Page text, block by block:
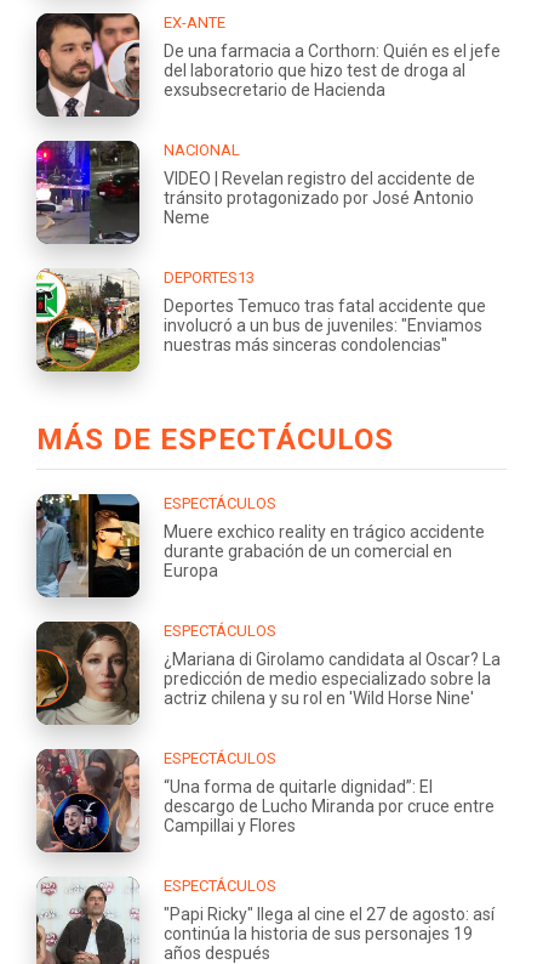
EX-ANTE
De una farmacia a Corthorn: Quién es el jefe
del laboratorio que hizo test de droga al
exsubsecretario de Hacienda
NACIONAL
VIDEO | Revelan registro del accidente de
tránsito protagonizado por José Antonio
Neme
DEPORTES13
Deportes Temuco tras fatal accidente que
involucró a un bus de juveniles: "Enviamos
nuestras más sinceras condolencias"
MÁS DE ESPECTÁCULOS
ESPECTÁCULOS
Muere exchico reality en trágico accidente
durante grabación de un comercial en
Europa
ESPECTÁCULOS
¿Mariana di Girolamo candidata al Oscar? La
predicción de medio especializado sobre la
actriz chilena y su rol en 'Wild Horse Nine'
ESPECTÁCULOS
“Una forma de quitarle dignidad”: El
descargo de Lucho Miranda por cruce entre
Campillai y Flores
ESPECTÁCULOS
"Papi Ricky" llega al cine el 27 de agosto: así
continúa la historia de sus personajes 19
años después